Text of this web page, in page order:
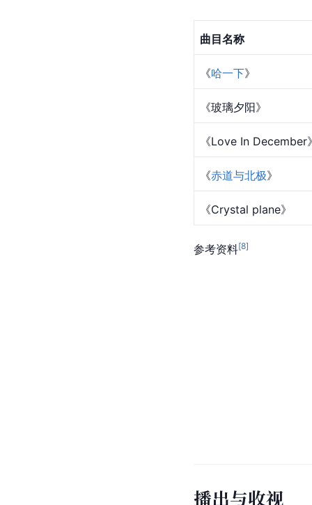
曲目名称
《哈一下》
《玻璃夕阳》
《Love In December
《赤道与北极》
《Crystal plane》
参考资料[8]
播出与收视